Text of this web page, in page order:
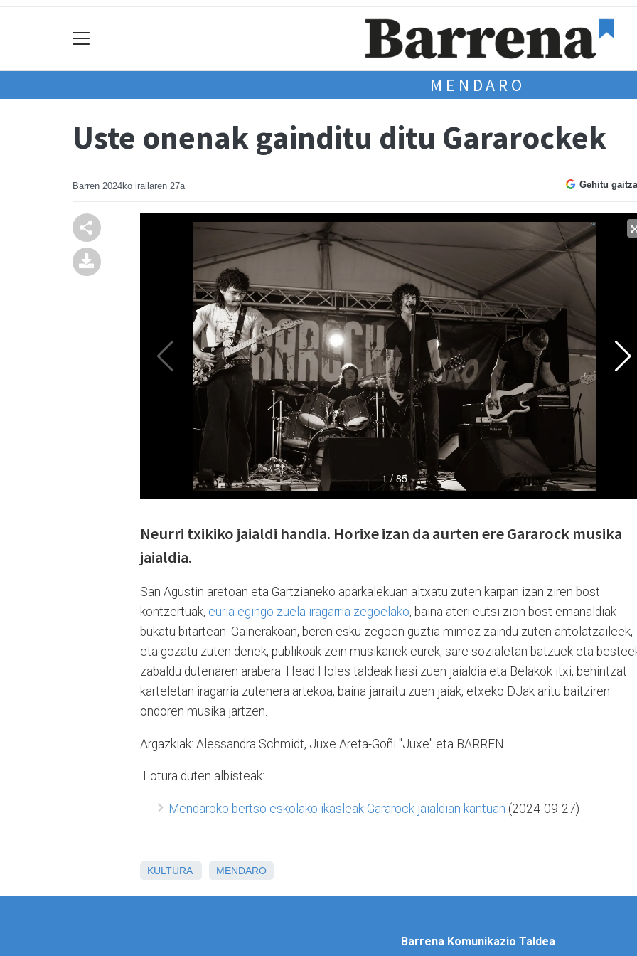
MENDARO
Uste onenak gainditu ditu Gararockek
Barren 2024ko irailaren 27a Gehitu
Neurri txikiko jaialdi handia. Horixe izan da aurten ere Gararock musika
jaialdia.
San Agustin aretoan eta Gartzianeko aparkalekuan altxatu zuten karpan izan ziren bost
kontzertuak, euria egingo zuela iragarria zegoelako, baina ateri eutsi zion bost emanaldiak
bukatu bitartean. Gainerakoan, beren esku zegoen guztia mimoz zaindu zuten antolatzaileek,
eta gozatu zuten denek, publikoak zein musikariek eurek, sare sozialetan batzuek eta
zabaldu dutenaren arabera. Head Holes taldeak hasi zuen jaialdia eta Belakok itxi, behintzat
karteletan iragarria zutenera artekoa, baina jarraitu zuen jaiak, etxeko DJak aritu baitziren
ondoren musika jartzen.
Argazkiak: Alessandra Schmidt, Juxe Areta-Goñi "Juxe" eta BARREN.
Lotura duten albisteak:
Mendaroko bertso eskolako ikasleak Gararock jaialdian kantuan (2024-09-27)
KULTURA MENDARO
Barrena Komunikazio Taldea